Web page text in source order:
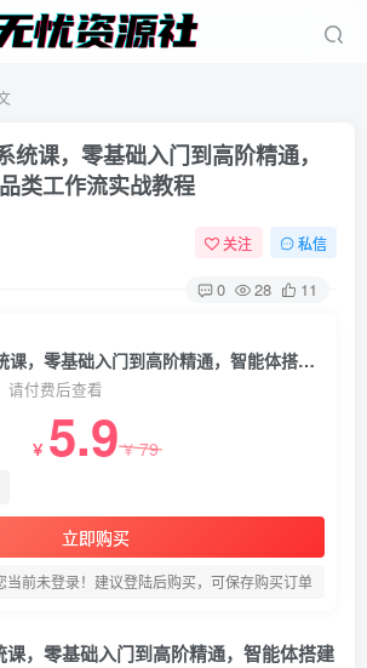
统课，零基础入门到高阶精通，
类工作流实战教程
关注 私信
0 28 11
Coze扣子全案系统课，零基础入门到高阶精通，智能体搭建+全品类工作流实战教程
请付费后查看
￥ 5.9￥79
立即购买
当前未登录！建议登陆后购买，可保存购买订单
，零基础入门到高阶精通，智能体搭建